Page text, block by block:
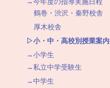
鶴巻・渋沢・秦野校舎
厚木校舎
▷小・中・高校別授業案内
→小学生
→私立中学受験生
→中学生